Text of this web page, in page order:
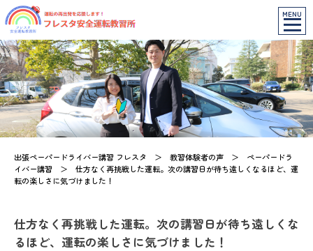
MENU
出張ペーパードライバー講習 フレスタ ＞ 教習体験者の声 ＞ ペーパードラ
イバー講習 ＞ 仕方なく再挑戦した運転。次の講習日が待ち遠しくなるほど、運
転の楽しさに気づけました！
仕方なく再挑戦した運転。次の講習日が待ち遠しくな
るほど、運転の楽しさに気づけました！